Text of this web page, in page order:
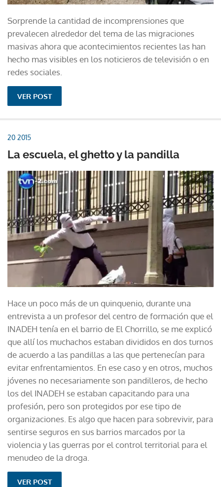
Sorprende la cantidad de incomprensiones que
prevalecen alrededor del tema de las migraciones
masivas ahora que acontecimientos recientes las han
hecho mas visibles en los noticieros de televisión o en
redes sociales.
VER POST
20 2015
La escuela, el ghetto y la pandilla
Hace un poco más de un quinquenio, durante una
entrevista a un profesor del centro de formación que el
INADEH tenía en el barrio de El Chorrillo, se me explicó
que allí los muchachos estaban divididos en dos turnos
de acuerdo a las pandillas a las que pertenecían para
evitar enfrentamientos. En ese caso y en otros, muchos
jóvenes no necesariamente son pandilleros, de hecho
los del INADEH se estaban capacitando para una
profesión, pero son protegidos por ese tipo de
organizaciones. Es algo que hacen para sobrevivir, para
sentirse seguros en sus barrios marcados por la
violencia y las guerras por el control territorial para el
menudeo de la droga.
VER POST